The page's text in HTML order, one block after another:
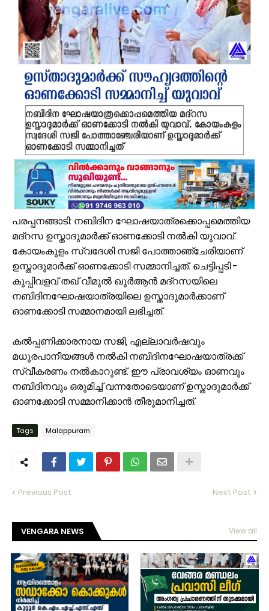
വേങ്ങര ജി.വി.എച്ച്.എസ്.എസിന് സമീപം റോഡരികിലെ പഴയ
ഓണം അടുത്തെത്തി; ഏത്തപ്പഴത്തിന് പൊള്ളുന്ന വില നാൽപതിൽനിന്ന്
വേങ്ങരയിൽ വെള്ളക്കെട്ട് രൂക്ഷം; ദുരിതബാധിതർക്ക്
പ്രായം തടസ്സമല്ല; തിരൂരങ്ങാടി നഗരസഭയിൽ പ്ലസ് ടൂ
വേങ്ങരയുടെ അഭിമാനമായി ഹിപ്നോട്ടിസ്റ്റ് മുഹമ്മദ് റിയാസ്;
വാട്ടർ ടാങ്ക് വൃത്തിയാക്കുന്നതിനിടെ കെട്ടിടത്തിന്റെ മുകളിൽ നിന്ന്
ഉദ്യോഗസ്ഥ സംഘം പാണക്കാട് മണ്ണിടിച്ചിൽ ഉണ്ടായ സ്ഥലം
ചക്രവാതച്ചുഴിയുടെ സ്വാധീനം: സംസ്ഥാനത്ത് ഓഗസ്റ്റ് 7 വരെ മഴ
ആയിരത്തോളം സഡാക്കോ കൊക്കുകൾ നിർമ്മിച്ച് കുറ്റൂർ
പാണക്കാട്ട് മണ്ണിടിച്ചിൽ; അനധികൃത പാറ പൊട്ടിക്കലാണ്
പരപ്പനങ്ങാടി: നബിദിന ഘോഷയാത്രക്കൊപ്പമെത്തിയ
മദ്റസ ഉസ്താദുമാർക്ക് ഓണക്കോടി നൽകി യുവാവ്.
കോയംകുളം സ്വദേശി സജി പോത്താഞ്ചേരിയാണ്
ഉസ്താദുമാർക്ക് ഓണക്കോടി സമ്മാനിച്ചത്. ചെട്ടിപ്പടി -
കുപ്പിവളവ് തഖ് വീമുൽ ഖുർആൻ മദ്റസയിലെ
നബിദിനഘോഷയാത്രയിലെ ഉസ്താദുമാർക്കാണ്
ഓണക്കോടി സമ്മാനമായി ലഭിച്ചത്.
കൽപ്പണിക്കാരനായ സജി, എല്ലാവർഷവും
മധുരപാനീയങ്ങൾ നൽകി നബിദിനഘോഷയാത്രക്ക്
സ്വീകരണം നൽകാറുണ്ട്. ഈ പ്രാവശ്യം ഓണവും
നബിദിനവും ഒരുമിച്ച് വന്നതോടെയാണ് ഉസ്താദുമാർക്ക്
ഓണക്കോടി സമ്മാനിക്കാൻ തീരുമാനിച്ചത്.
Tags Malappuram
Previous Post Next Post
VENGARA NEWS View all